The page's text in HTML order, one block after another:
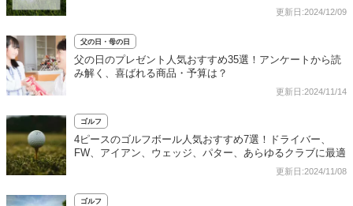
更新日:2024/12/09
父の日・母の日
父の日のプレゼント人気おすすめ35選！アンケートから読
み解く、喜ばれる商品・予算は？
更新日:2024/11/14
ゴルフ
4ピースのゴルフボール人気おすすめ7選！ドライバー、
FW、アイアン、ウェッジ、パター、あらゆるクラブに最適
更新日:2024/11/08
ゴルフ